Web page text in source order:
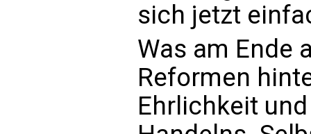
sich jetzt
Was am Ende
Reformen
Ehrlichkeit